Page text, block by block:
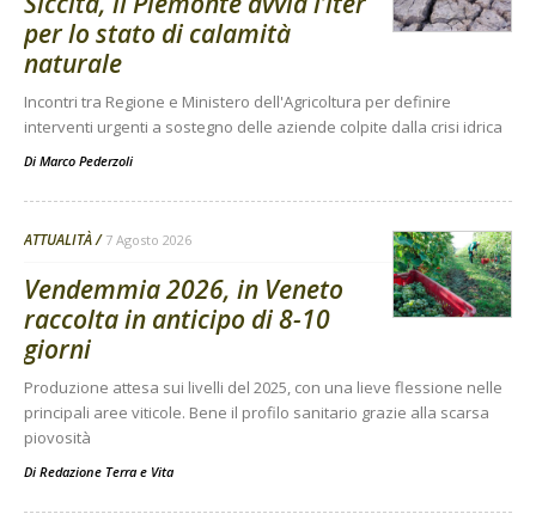
per lo stato di calamità
naturale
Incontri tra Regione e Ministero dell'Agricoltura per definire
interventi urgenti a sostegno delle aziende colpite dalla crisi idrica
Di Marco Pederzoli
ATTUALITÀ 7 Agosto 2026
Vendemmia 2026, in Veneto
raccolta in anticipo di 8-10
giorni
Produzione attesa sui livelli del 2025, con una lieve flessione nelle
principali aree viticole. Bene il profilo sanitario grazie alla scarsa
piovosità
Di Redazione Terra e Vita